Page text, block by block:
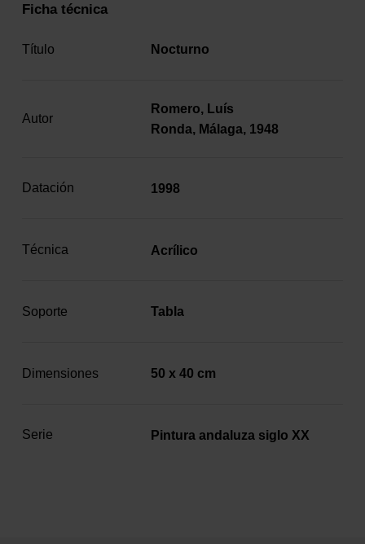
Ficha técnica
Título Nocturno
Autor
Romero, Luís
Ronda, Málaga, 1948
Datación 1998
Técnica Acrílico
Soporte Tabla
Dimensiones 50 x 40 cm
Serie Pintura andaluza siglo XX